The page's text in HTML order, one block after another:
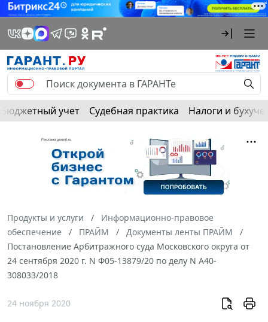
Бюджетный учет Судебная практика Налоги и
Продукты и услуги
Информационно-правовое
обеспечение
ПРАЙМ
Документы ленты ПРАЙМ
Постановление Арбитражного суда Московского округа от
24 сентября 2020 г. N Ф05-13879/20 по делу N А40-
308033/2018
24 ноября 2020